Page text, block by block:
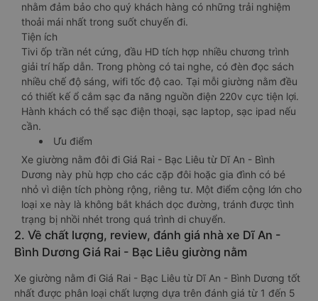
nhằm đảm bảo cho quý khách hàng có những trải nghiệm
thoải mái nhất trong suốt chuyến đi.
Tiện ích
Tivi ốp trần nét cứng, đầu HD tích hợp nhiều chương trình
giải trí hấp dẫn. Trong phòng có tai nghe, có đèn đọc sách
nhiều chế độ sáng, wifi tốc độ cao. Tại mỗi giường nằm đều
có thiết kế ổ cắm sạc đa năng nguồn điện 220v cực tiện lợi.
Hành khách có thể sạc điện thoại, sạc laptop, sạc ipad nếu
cần.
Ưu điểm
Xe giường nằm đôi đi Giá Rai - Bạc Liêu từ Dĩ An - Bình
Dương này phù hợp cho các cặp đôi hoặc gia đình có bé
nhỏ vì diện tích phòng rộng, riêng tư. Một điểm cộng lớn cho
loại xe này là không bắt khách dọc đường, tránh được tình
trạng bị nhồi nhét trong quá trình di chuyển.
2. Về chất lượng, review, đánh giá nhà xe Dĩ An -
Bình Dương Giá Rai - Bạc Liêu giường nằm
Xe giường nằm đi Giá Rai - Bạc Liêu từ Dĩ An - Bình Dương tốt
nhất được phân loại chất lượng dựa trên đánh giá từ 1 đến 5